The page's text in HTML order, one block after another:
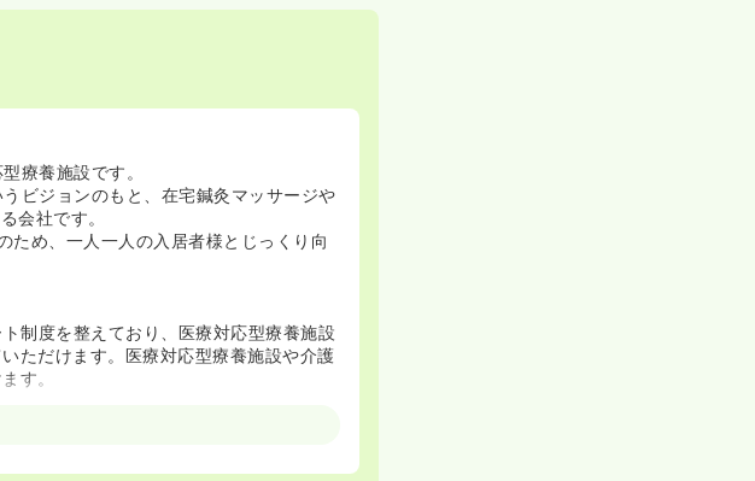
療養施設です。
ビジョンのもと、在宅鍼灸マッサージや
会社です。
め、一人一人の入居者様とじっくり向
制度を整えており、医療対応型療養施設
ただけます。医療対応型療養施設や介護
す。